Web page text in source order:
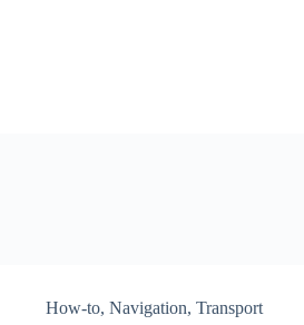
How-to,Navigation,Transport